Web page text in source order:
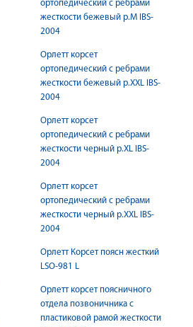
ортопедический с ребрами
жесткости бежевый р.M IBS-
2004
Орлетт корсет
ортопедический с ребрами
жесткости бежевый р.XXL IBS-
2004
Орлетт корсет
ортопедический с ребрами
жесткости черный р.XL IBS-
2004
Орлетт корсет
ортопедический с ребрами
жесткости черный р.XXL IBS-
2004
Орлетт Корсет поясн жесткий
LSO-981 L
Орлетт корсет поясничного
отдела позвоничника с
пластиковой рамой жесткости